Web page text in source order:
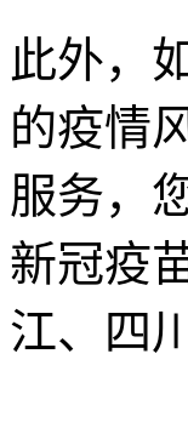
此外，
的疫情
服务，
新冠疫
江、四